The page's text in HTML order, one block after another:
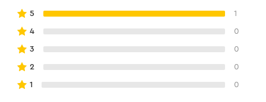
5 1
4 0
3 0
2 0
1 0